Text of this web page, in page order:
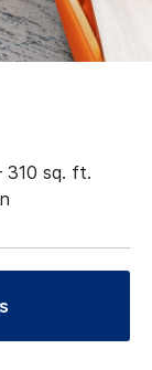
310 sq. ft.